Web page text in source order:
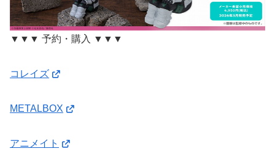
▼▼▼ 予約・購入 ▼▼▼
コレイズ
METALBOX
アニメイト